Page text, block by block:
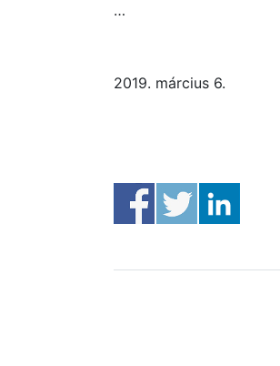
…
2019. március 6.